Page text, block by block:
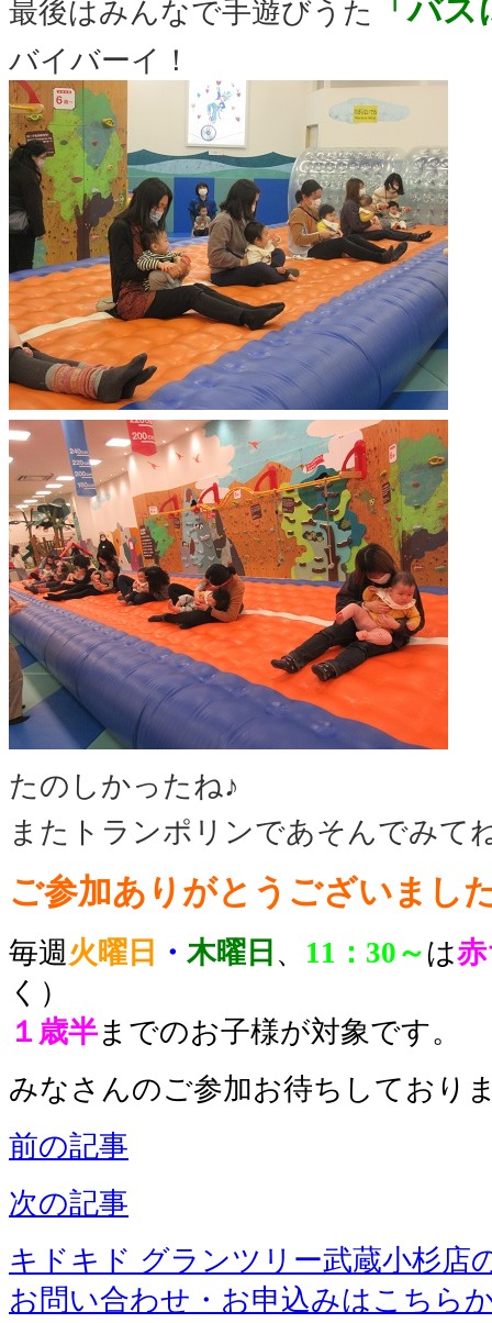
最後はみんなで手遊びうた 「バ
バイバーイ！
たのしかったね♪
またトランポリンであそんでみて
ご参加ありがとうございまし
毎週火曜日 ・ 木曜日 、 11：30～ は
く）
１歳半までのお子様が対象です。
みなさんのご参加お待ちしており
前の記事
次の記事
キドキド グランツリー武蔵小杉店
お問い合わせ・お申込みはこちら